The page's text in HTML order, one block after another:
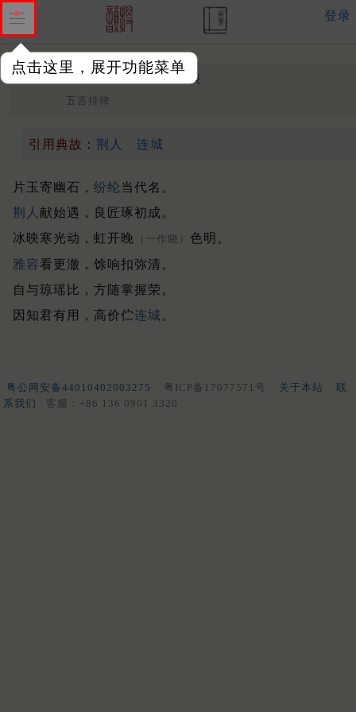
点击这里，展开功能菜单
登录
赋得琢玉成器 唐 ·叶季良
五言排律
引用典故： 荆人 连城
片玉寄幽石， 纷纶当代名。
荆人 献始遇，良匠琢初成。
冰映寒光动，虹开晚 （一作晓） 色明。
雅容看更澈，馀响扣弥清。
自与琼瑶比，方随掌握荣。
因知君有用，高价伫连城 。
粤公网安备44010402003275 粤ICP备17077571号 关于本站
联
系我们
客服：+86 136 0901 3320